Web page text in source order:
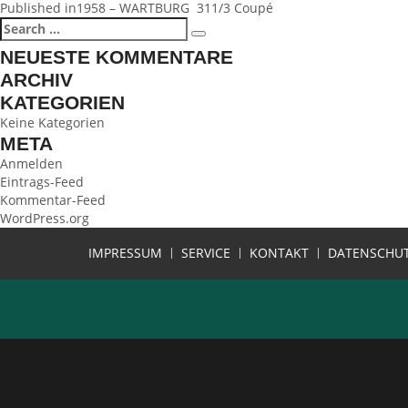
BEITRAGSNAVIGATION
Published in1958 – WARTBURG 311/3 Coupé
Search
for:
Search
NEUESTE KOMMENTARE
ARCHIV
KATEGORIEN
Keine Kategorien
META
Anmelden
Eintrags-Feed
Kommentar-Feed
WordPress.org
IMPRESSUM
SERVICE KONTAKT